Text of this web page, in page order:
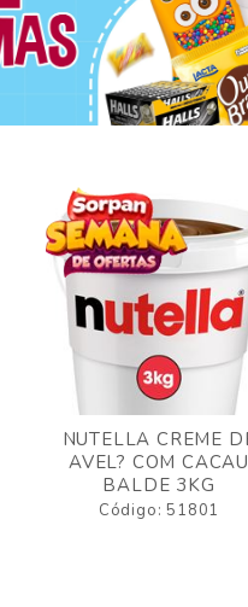
NUTELLA CREME
AVEL? COM CACAU
BALDE 3KG
Código: 51801